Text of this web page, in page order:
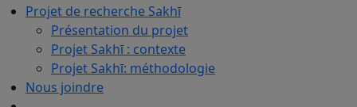
Projet de recherche Sakhī
Présentation du projet
Projet Sakhī : contexte
Projet Sakhī: méthodologie
Nous joindre